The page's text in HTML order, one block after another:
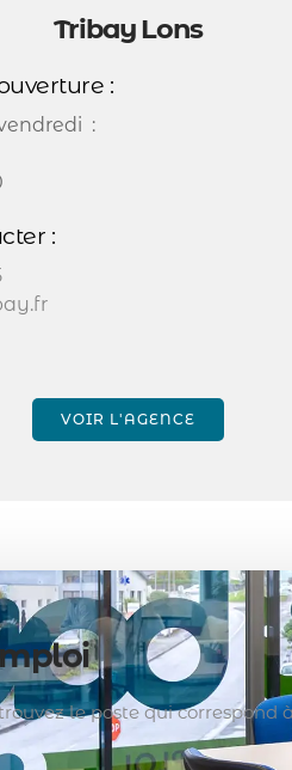
Tribay Lons
:
:
:
VOIR L'AGENCE
le poste qui correspond